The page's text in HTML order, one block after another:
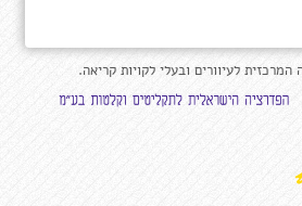
לעיוורים ובעלי לקויות קריאה.